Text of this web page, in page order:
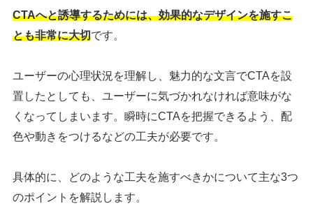
CTAへと誘導するためには、効果的なデザインを施すこ
とも非常に大切です。
ユーザーの心理状況を理解し、魅力的な文言でCTAを設
置したとしても、ユーザーに気づかれなければ意味がな
くなってしまいます。瞬時にCTAを把握できるよう、配
色や動きをつけるなどの工夫が必要です。
具体的に、どのような工夫を施すべきかについて主な3つ
のポイントを解説します。